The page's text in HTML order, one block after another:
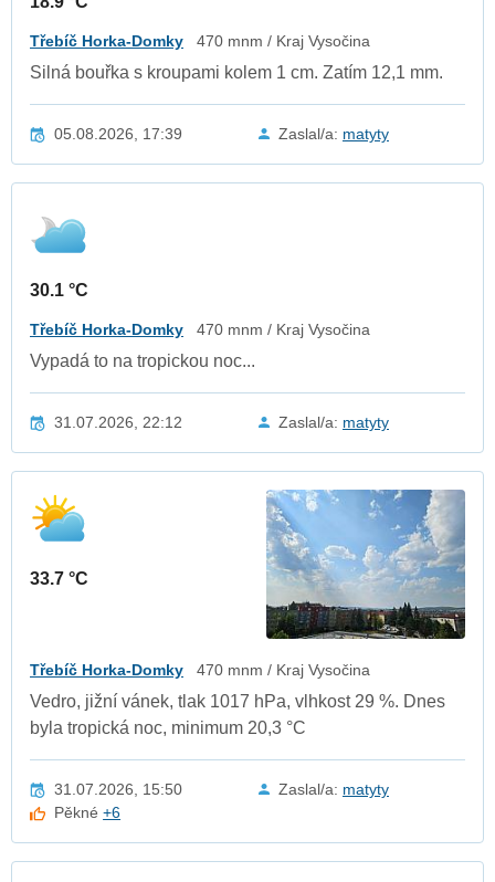
Třebíč Horka-Domky 470 mnm / Kraj Vysočina
Silná bouřka s kroupami kolem 1 cm. Zatím 12,1 mm.
05.08.2026, 17:39 Zaslal/a: matyty
30.1 °C
Třebíč Horka-Domky 470 mnm / Kraj Vysočina
Vypadá to na tropickou noc...
31.07.2026, 22:12 Zaslal/a: matyty
33.7 °C
Třebíč Horka-Domky 470 mnm / Kraj Vysočina
Vedro, jižní vánek, tlak 1017 hPa, vlhkost 29 %. Dnes
byla tropická noc, minimum 20,3 °C
31.07.2026, 15:50 Zaslal/a: matyty
Pěkné+6